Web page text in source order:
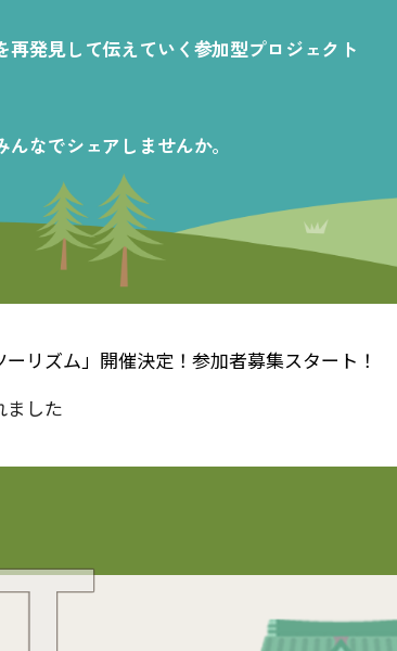
発見して伝えていく参加型プロジェクト
なでシェアしませんか。
ーリズム」開催決定！参加者募集スタート！
ました